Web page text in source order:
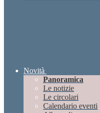
Novità
Panoramica
Le notizie
Le circolari
Calendario eventi